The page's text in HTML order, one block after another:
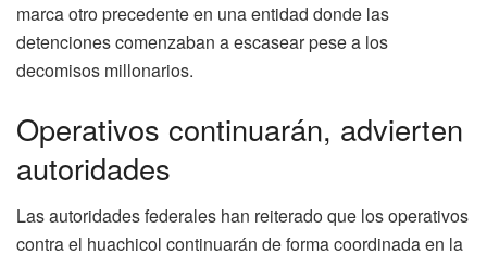
marca otro precedente en una entidad donde las
detenciones comenzaban a escasear pese a los
decomisos millonarios.
Operativos continuarán, advierten
autoridades
Las autoridades federales han reiterado que los operativos
contra el huachicol continuarán de forma coordinada en la